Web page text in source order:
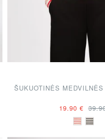
ŠUKUOTINĖS
19.90 €